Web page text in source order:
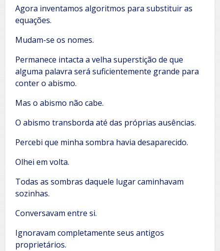
Agora inventamos algoritmos para substituir as
equações.
Mudam-se os nomes.
Permanece intacta a velha superstição de que
alguma palavra será suficientemente grande para
conter o abismo.
Mas o abismo não cabe.
O abismo transborda até das próprias ausências.
Percebi que minha sombra havia desaparecido.
Olhei em volta.
Todas as sombras daquele lugar caminhavam
sozinhas.
Conversavam entre si.
Ignoravam completamente seus antigos
proprietários.